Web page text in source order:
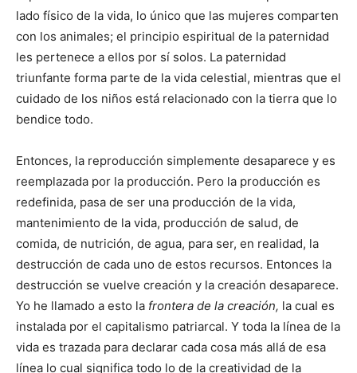
lado físico de la vida, lo único que las mujeres comparten
con los animales; el principio espiritual de la paternidad
les pertenece a ellos por sí solos. La paternidad
triunfante forma parte de la vida celestial, mientras que el
cuidado de los niños está relacionado con la tierra que lo
bendice todo.
Entonces, la reproducción simplemente desaparece y es
reemplazada por la producción. Pero la producción es
redefinida, pasa de ser una producción de la vida,
mantenimiento de la vida, producción de salud, de
comida, de nutrición, de agua, para ser, en realidad, la
destrucción de cada uno de estos recursos. Entonces la
destrucción se vuelve creación y la creación desaparece.
Yo he llamado a esto la frontera de la creación, la cual es
instalada por el capitalismo patriarcal. Y toda la línea de la
vida es trazada para declarar cada cosa más allá de esa
línea lo cual significa todo lo de la creatividad de la